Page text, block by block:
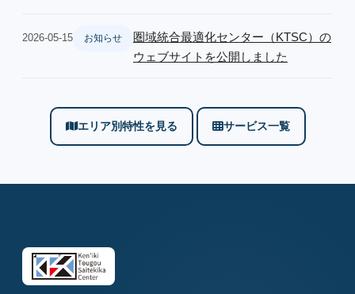
2026-05-15 お知らせ
圏域統合最適化センター（KTSC）の
ウェブサイトを公開しました
エリア別特性を見る サービス一覧